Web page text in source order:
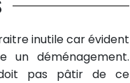
inutile car évident
un déménagement.
pas pâtir de ce